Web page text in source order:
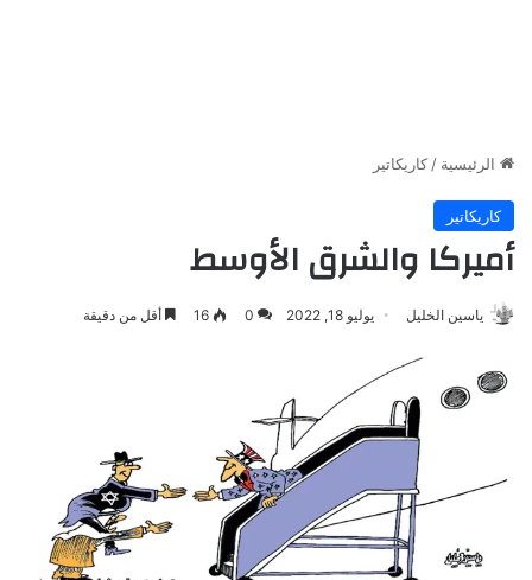
الرئيسية / كاريكاتير
كاريكاتير
أميركا والشرق الأوسط
ياسين الخليل يوليو 18, 2022 0
16 أقل من دقيقة